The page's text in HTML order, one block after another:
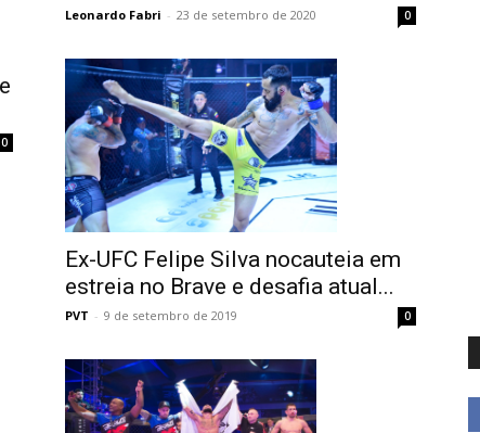
Leonardo Fabri - 23 de setembro de 2020 0
0
Ex-UFC Felipe Silva nocauteia em
estreia no Brave e desafia atual...
PVT - 9 de setembro de 2019 0